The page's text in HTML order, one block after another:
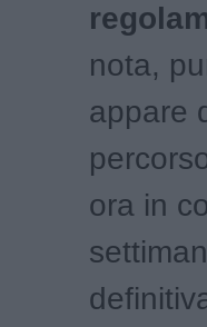
nota,
appare
ora in